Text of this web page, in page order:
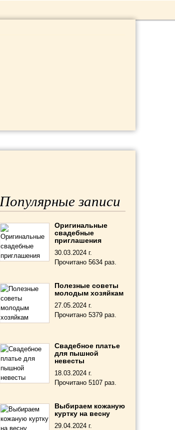
Популярные записи
Оригинальные
свадебные
приглашения
30.03.2024 г.
Прочитано 5634 раз.
Полезные советы
молодым хозяйкам
27.05.2024 г.
Прочитано 5379 раз.
Свадебное платье
для пышной
невесты
18.03.2024 г.
Прочитано 5107 раз.
Выбираем кожаную
куртку на весну
29.04.2024 г.